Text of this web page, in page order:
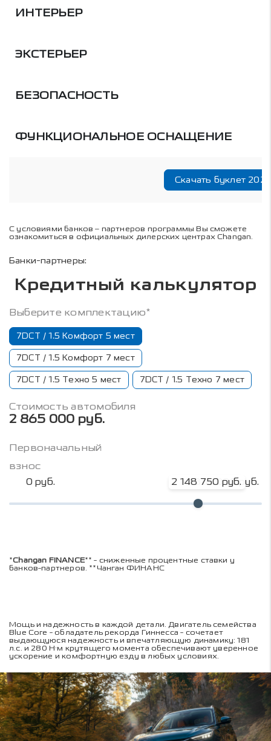
ИНТЕРЬЕР
ЭКСТЕРЬЕР
БЕЗОПАСНОСТЬ
ФУНКЦИОНАЛЬНОЕ ОСНАЩЕНИЕ
Скачать буклет 2026
С условиями банков – партнеров программы Вы сможете
ознакомиться в официальных дилерских центрах Changan.
Банки-партнеры:
Кредитный калькулятор
Выберите комплектацию*
7DCT / 1.5 Комфорт 5 мест
7DCT / 1.5 Комфорт 7 мест
7DCT / 1.5 Техно 5 мест 7DCT / 1.5 Техно 7 мест
Стоимость автомобиля
2 865 000 руб.
Первоначальный
взнос
0 руб. 2 148 750 руб.
2 865 000 руб.
*Changan FINANCE** - сниженные процентные ставки у
банков-партнеров. **Чанган ФИНАНС
Мощь и надежность в каждой детали. Двигатель семейства
Blue Core - обладатель рекорда Гиннесса - сочетает
выдающуюся надежность и впечатляющую динамику: 181
л.с. и 280 Н·м крутящего момента обеспечивают уверенное
ускорение и комфортную езду в любых условиях.